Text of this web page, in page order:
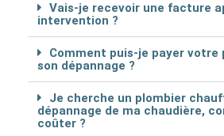
Vais-je recevoir une facture
intervention ?
Comment puis-je payer votre
son dépannage ?
Je cherche un plombier
dépannage de ma chaudière,
coûter ?